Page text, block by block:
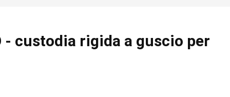
- custodia rigida a guscio per